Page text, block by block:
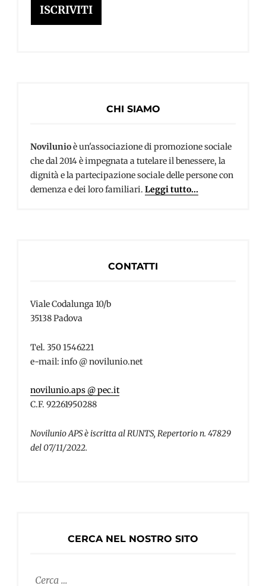
ISCRIVITI
CHI SIAMO
Novilunioè un'associazione di promozione sociale
che dal 2014 è impegnata a tutelare il benessere, la
dignità e la partecipazione sociale delle persone con
demenza e dei loro familiari. Leggi tutto...
CONTATTI
Viale Codalunga 10/b
35138 Padova
Tel. 350 1546221
e-mail: info @ novilunio.net
novilunio.aps @ pec.it
C.F. 92261950288
Novilunio APS è iscritta al RUNTS, Repertorio n. 47829
del 07/11/2022.
CERCA NEL NOSTRO SITO
Ricerca